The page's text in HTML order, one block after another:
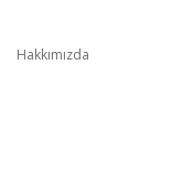
Hakkımızda